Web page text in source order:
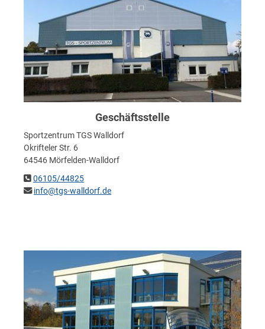
Geschäftsstelle
Sportzentrum TGS Walldorf
Okrifteler Str. 6
64546 Mörfelden-Walldorf
06105/44825
info@tgs-walldorf.de